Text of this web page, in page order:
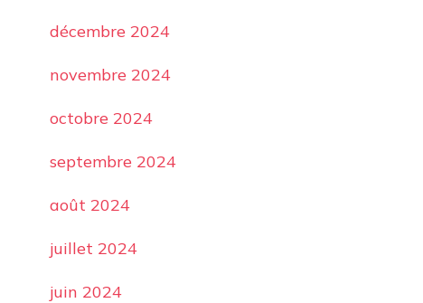
décembre 2024
novembre 2024
octobre 2024
septembre 2024
août 2024
juillet 2024
juin 2024